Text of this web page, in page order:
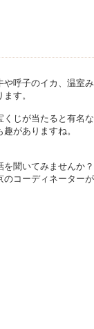
呼子のイカ、温室
す。
じが当たると有名
がありますね。
聞いてみませんか？
のコーディネーター